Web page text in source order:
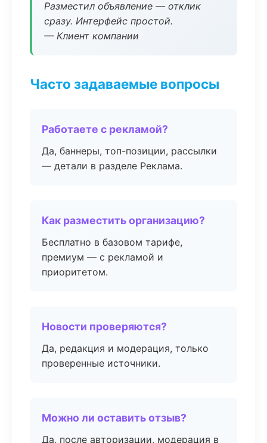
Разместил объявление — отклик
сразу. Интерфейс простой.
— Клиент компании
Часто задаваемые вопросы
Работаете с рекламой?
Да, баннеры, топ-позиции, рассылки
— детали в разделе Реклама.
Как разместить организацию?
Бесплатно в базовом тарифе,
премиум — с рекламой и
приоритетом.
Новости проверяются?
Да, редакция и модерация, только
проверенные источники.
Можно ли оставить отзыв?
Да, после авторизации, модерация в